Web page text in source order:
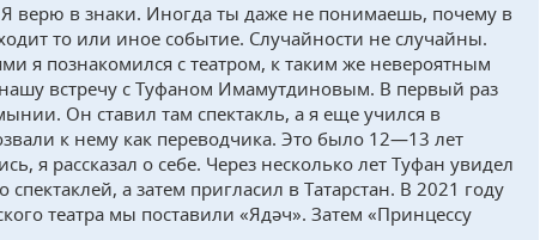
верю в знаки. Иногда ты даже не понимаешь, почему в
то или иное событие. Случайности не случайны.
я познакомился с театром, к таким же невероятным
встречу с Туфаном Имамутдиновым. В первый раз
Он ставил там спектакль, а я еще учился в
к нему как переводчика. Это было 12—13 лет
я рассказал о себе. Через несколько лет Туфан увидел
а затем пригласил в Татарстан. В 2021 году
театра мы поставили «Ядәч». Затем «Принцессу